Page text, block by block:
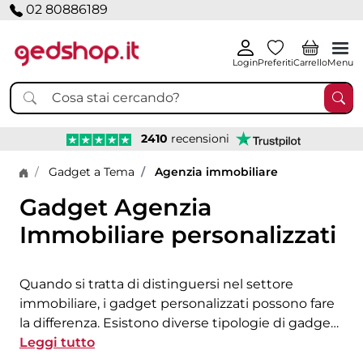
02 80886189
LoginPreferitiCarrelloMenu
2410 recensioni
Home page
Gadget a Tema Agenzia immobiliare
Gadget Agenzia
Immobiliare personalizzati
Quando si tratta di distinguersi nel settore
immobiliare, i gadget personalizzati possono fare
la differenza. Esistono diverse tipologie di gadget
per le agenzia immobiliari che possono essere
Leggi tutto